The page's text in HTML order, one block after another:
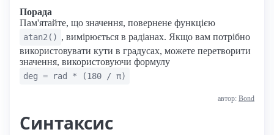
Порада
Пам'ятайте, що значення, повернене функцією
atan2() , вимірюється в радіанах. Якщо вам потрібно
використовувати кути в градусах, можете перетворити
значення, використовуючи формулу
deg = rad * (180 / π)
автор: Bond
Синтаксис